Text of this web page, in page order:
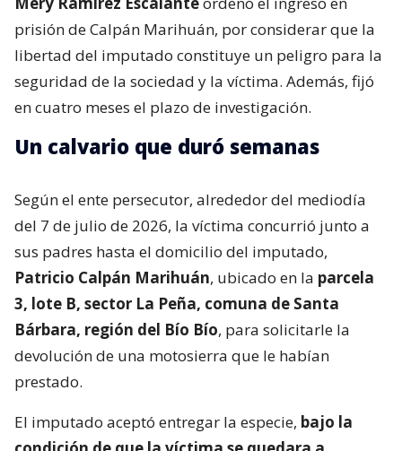
prisión de Calpán Marihuán, por considerar que la
libertad del imputado constituye un peligro para la
seguridad de la sociedad y la víctima. Además, fijó
en cuatro meses el plazo de investigación.
Un calvario que duró semanas
Según el ente persecutor, alrededor del mediodía
del 7 de julio de 2026, la víctima concurrió junto a
sus padres hasta el domicilio del imputado,
Patricio Calpán Marihuán, ubicado en la parcela
3, lote B, sector La Peña, comuna de Santa
Bárbara, región del Bío Bío, para solicitarle la
devolución de una motosierra que le habían
prestado.
El imputado aceptó entregar la especie, bajo la